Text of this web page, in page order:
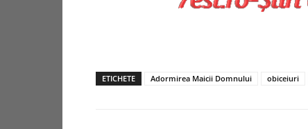
ETICHETE Adormirea Maicii Domnului obiceiuri